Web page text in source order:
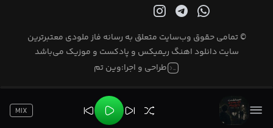
© تمامی حقوق وب‌سایت متعلق به رسانه فاز ملودی معتبرترین
سایت دانلود اهنگ ریمیکس و پادکست و موزیک می‌باشد
طراحی و اجرا:وین تم
MIX